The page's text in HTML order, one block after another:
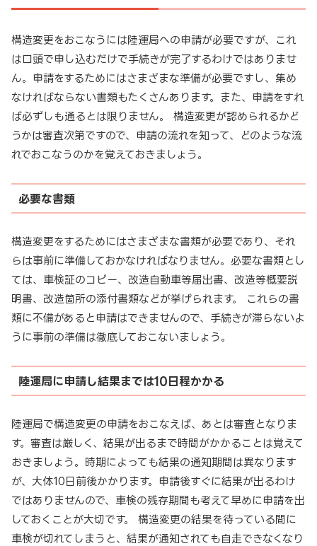
構造変更をおこなうには陸運局への申請が必要ですが、これ
は口頭で申し込むだけで手続きが完了するわけではありませ
ん。申請をするためにはさまざまな準備が必要ですし、集め
なければならない書類もたくさんあります。また、申請をすれ
ば必ずしも通るとは限りません。 構造変更が認められるかど
うかは審査次第ですので、申請の流れを知って、どのような流
れでおこなうのかを覚えておきましょう。
必要な書類
構造変更をするためにはさまざまな書類が必要であり、それ
らは事前に準備しておかなければなりません。必要な書類とし
ては、車検証のコピー、改造自動車等届出書、改造等概要説
明書、改造箇所の添付書類などが挙げられます。 これらの書
類に不備があると申請はできませんので、手続きが滞らないよ
うに事前の準備は徹底しておこないましょう。
陸運局に申請し結果までは10日程かかる
陸運局で構造変更の申請をおこなえば、あとは審査となりま
す。審査は厳しく、結果が出るまで時間がかかることは覚えて
おきましょう。時期によっても結果の通知期間は異なります
が、大体10日前後かかります。申請後すぐに結果が出るわけ
ではありませんので、車検の残存期間も考えて早めに申請を出
しておくことが大切です。 構造変更の結果を待っている間に
車検が切れてしまうと、結果が通知されても自走できなくなり